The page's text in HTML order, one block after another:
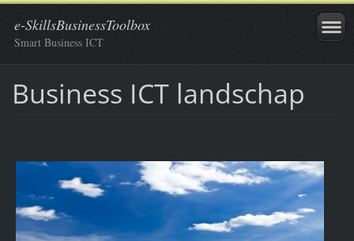
e-SkillsBusinessToolbox
Smart Business ICT
Business ICT landschap